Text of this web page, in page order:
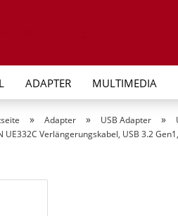
ADAPTER MULTIMEDIA
» Adapter » USB Adapter »
UE332C Verlängerungskabel, USB 3.2